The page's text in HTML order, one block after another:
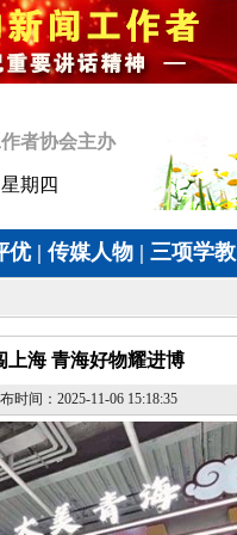
者协会主办
期四
优| 传媒人物 | 三项学教
上海 青海好物耀进博
时间：2025-11-06 15:18:35